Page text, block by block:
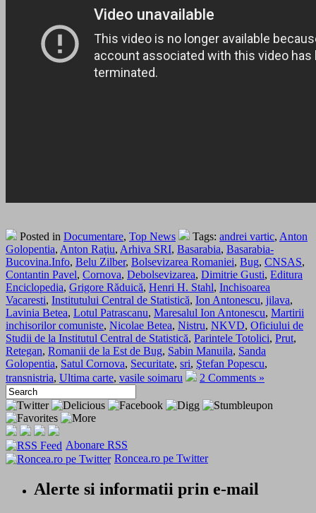
Posted in Documentare, Top News Tags: andrei vartic, Anton
Golopentia, Anton Raţiu, Arhiva SRI, Basarabia, Basarabia-
Bucovina.Info, Belu Zilber, Bolsevizarea Romaniei, Bug, CNSAS,
Contantin Pavel, Cornova, Debolsevizarea, Dimitrie Gusti, Editura
Enciclopedia, Grigore Răduică, Henri H. Stahl, Inchisoarea
Vacaresti, Institutului Central de Statistică, Ion Antonescu, jilava,
Lavinia Betea, Lotul Patrascanu, Maresalul Ion Antonescu, Martirii
inchisorilor comuniste, Nicolae Betea, Nistru, NKVD, Oficiului de
Studii de la Institutul Central de Statistică, Parintele Totolici, Prut,
Retegan, Romanii de la Est de Bug, Sabin Manuila, Sanda
Golopentia, Satul Cornova, Securitate, sri, Ştefan Popescu,
transnistria, Ultima carte, vasile soimaru 2 Comments »
Abonare RSS
Roncea.ro pe Twitter
Alerte si informatii prin e-mail